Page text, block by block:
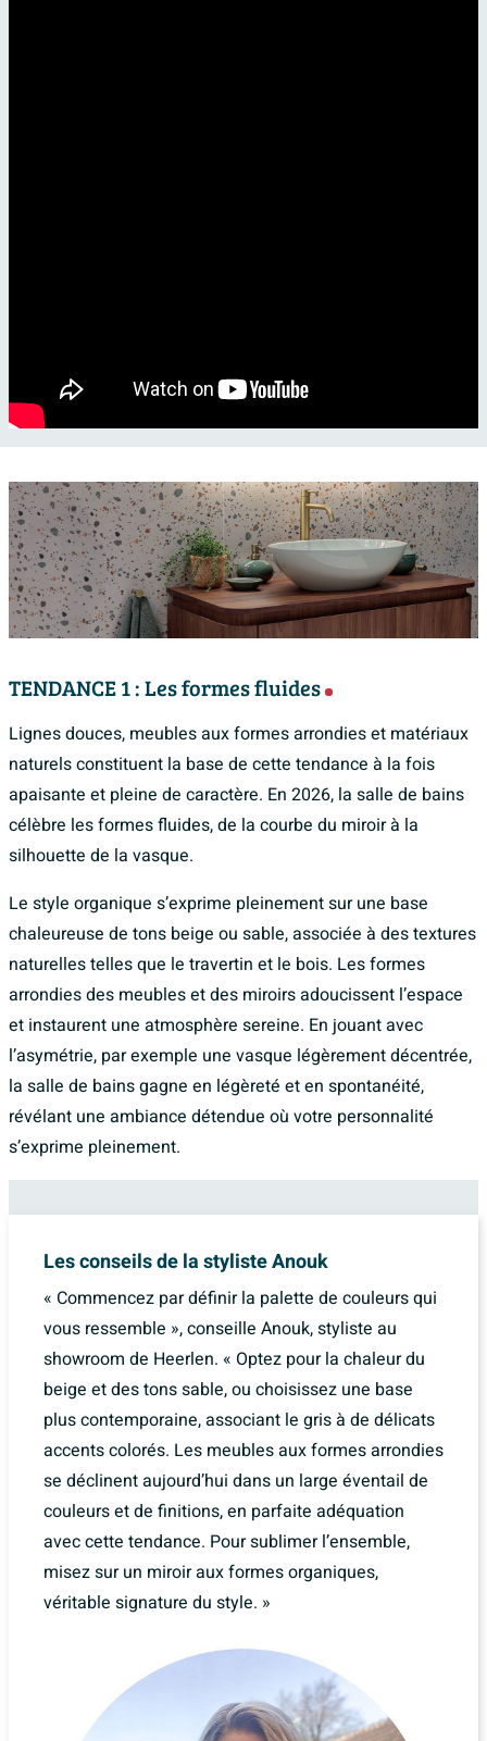
TENDANCE 1 : Les formes fluides
Lignes douces, meubles aux formes arrondies et matériaux
naturels constituent la base de cette tendance à la fois
apaisante et pleine de caractère. En 2026, la salle de bains
célèbre les formes fluides, de la courbe du miroir à la
silhouette de la vasque.
Le style organique s’exprime pleinement sur une base
chaleureuse de tons beige ou sable, associée à des textures
naturelles telles que le travertin et le bois. Les formes
arrondies des meubles et des miroirs adoucissent l’espace
et instaurent une atmosphère sereine. En jouant avec
l’asymétrie, par exemple une vasque légèrement décentrée,
la salle de bains gagne en légèreté et en spontanéité,
révélant une ambiance détendue où votre personnalité
s’exprime pleinement.
Les conseils de la styliste Anouk
« Commencez par définir la palette de couleurs qui
vous ressemble », conseille Anouk, styliste au
showroom de Heerlen. « Optez pour la chaleur du
beige et des tons sable, ou choisissez une base
plus contemporaine, associant le gris à de délicats
accents colorés. Les meubles aux formes arrondies
se déclinent aujourd’hui dans un large éventail de
couleurs et de finitions, en parfaite adéquation
avec cette tendance. Pour sublimer l’ensemble,
misez sur un miroir aux formes organiques,
véritable signature du style. »